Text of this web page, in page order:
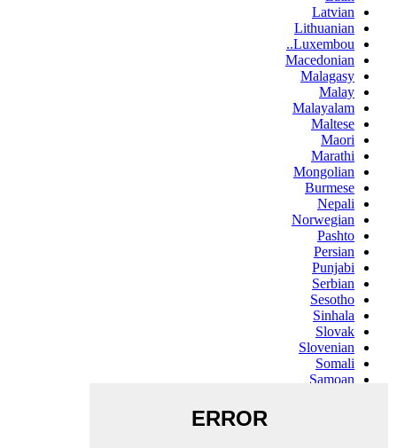
Latvian
Lithuanian
Luxembou..
Macedonian
Malagasy
Malay
Malayalam
Maltese
Maori
Marathi
Mongolian
Burmese
Nepali
Norwegian
Pashto
Persian
Punjabi
Serbian
Sesotho
Sinhala
Slovak
Slovenian
Somali
Samoan